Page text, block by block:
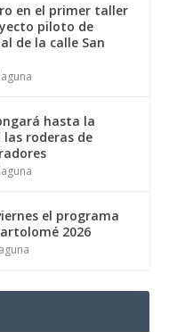
en el primer taller
piloto de
de la calle San
hasta la
roderas de
el programa
2026